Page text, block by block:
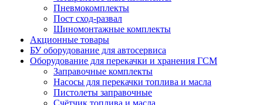
Пневмокомплекты
Пост сход-развал
Шиномонтажные комплекты
Акционные товары
БУ оборудование для автосервиса
Оборудование для перекачки и хранения ГСМ
Заправочные комплекты
Насосы для перекачки топлива и масла
Пистолеты заправочные
Счётчик топлива и масла